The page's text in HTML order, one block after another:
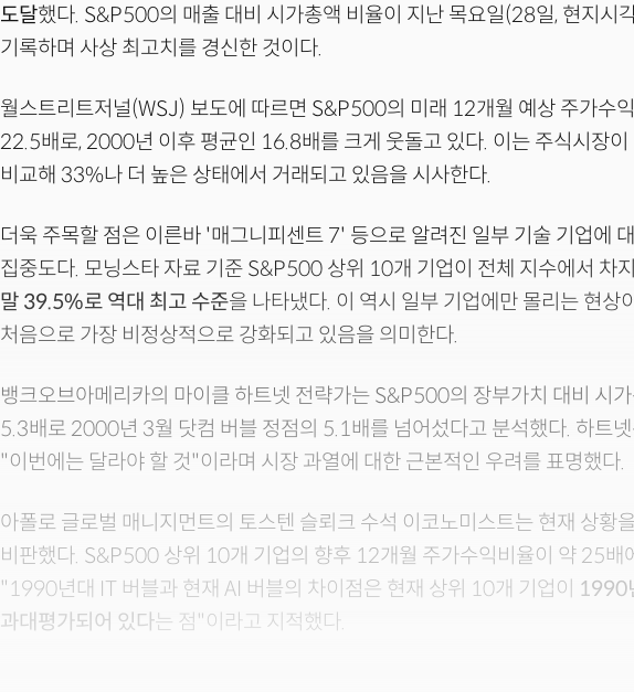
도달했다. S&P500의 매출 대비 시가총액 비율이 지난 목요일(28일, 현지시
기록하며 사상 최고치를 경신한 것이다.
월스트리트저널(WSJ) 보도에 따르면 S&P500의 미래 12개월 예상 주가수
22.5배로, 2000년 이후 평균인 16.8배를 크게 웃돌고 있다. 이는 주식시장이
비교해 33%나 더 높은 상태에서 거래되고 있음을 시사한다.
더욱 주목할 점은 이른바 '매그니피센트 7' 등으로 알려진 일부 기술 기업에
집중도다. 모닝스타 자료 기준 S&P500 상위 10개 기업이 전체 지수에서 차
말 39.5%로 역대 최고 수준을 나타냈다. 이 역시 일부 기업에만 몰리는 현상
처음으로 가장 비정상적으로 강화되고 있음을 의미한다.
뱅크오브아메리카의 마이클 하트넷 전략가는 S&P500의 장부가치 대비 시
5.3배로 2000년 3월 닷컴 버블 정점의 5.1배를 넘어섰다고 분석했다. 하트
"이번에는 달라야 할 것"이라며 시장 과열에 대한 근본적인 우려를 표명했다.
아폴로 글로벌 매니지먼트의 토스텐 슬뢰크 수석 이코노미스트는 현재 상황
비판했다. S&P500 상위 10개 기업의 향후 12개월 주가수익비율이 약 25배
"1990년대 IT 버블과 현재 AI 버블의 차이점은 현재 상위 10개 기업이 1990
과대평가되어 있다는 점"이라고 지적했다.